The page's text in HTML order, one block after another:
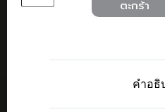
ตะกร้า
คำอธิ